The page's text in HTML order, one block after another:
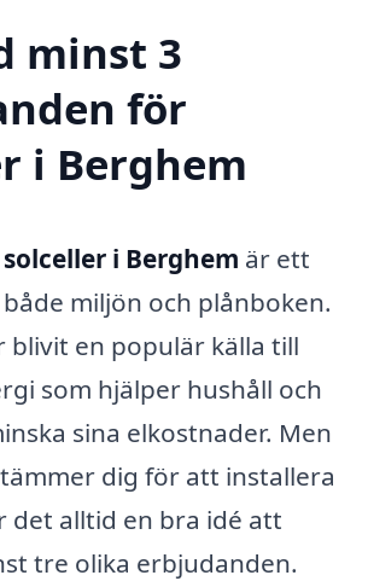
minst 3
för
i Berghem
solceller i Berghem är ett
miljön och plånboken.
blivit en populär källa till
som hjälper hushåll och
sina elkostnader. Men
dig för att installera
det alltid en bra idé att
tre olika erbjudanden.